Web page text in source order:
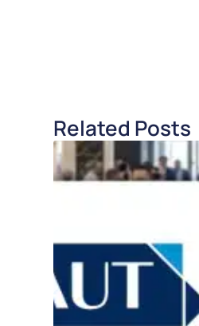
Related Posts